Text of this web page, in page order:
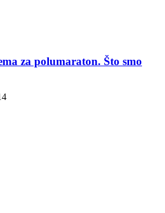
za polumaraton. Što smo